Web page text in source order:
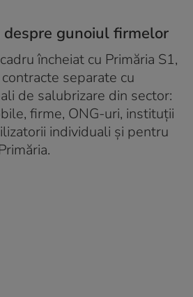
despre gunoiul firmelor
încheiat cu Primăria S1,
separate cu
de salubrizare din sector:
firme, ONG-uri, instituţii
individuali și pentru